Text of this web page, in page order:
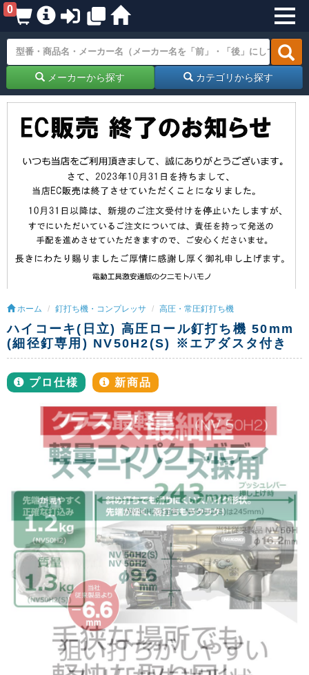
0
メーカーから探す カテゴリから探す
ホーム 釘打ち機・コンプレッサ 高圧・常圧釘打ち機
ハイコーキ(日立) 高圧ロール釘打ち機 50mm
(細径釘専用) NV50H2(S) ※エアダスタ付き
プロ仕様 新商品